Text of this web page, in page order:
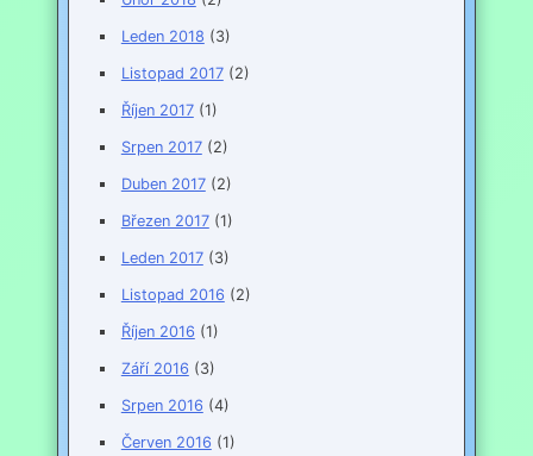
Leden 2018 (3)
Listopad 2017(2)
Říjen 2017(1)
Srpen 2017(2)
Duben 2017(2)
Březen 2017(1)
Leden 2017(3)
Listopad 2016 (2)
Říjen 2016 (1)
Září 2016 (3)
Srpen 2016 (4)
Červen 2016 (1)